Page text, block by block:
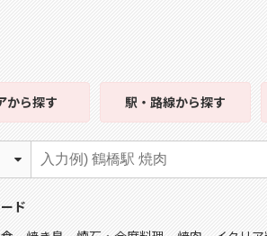
から探す 駅・路線から探す
ド